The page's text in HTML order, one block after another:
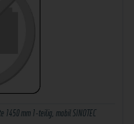
1450 mm 1-teilig, mobil SINOTEC